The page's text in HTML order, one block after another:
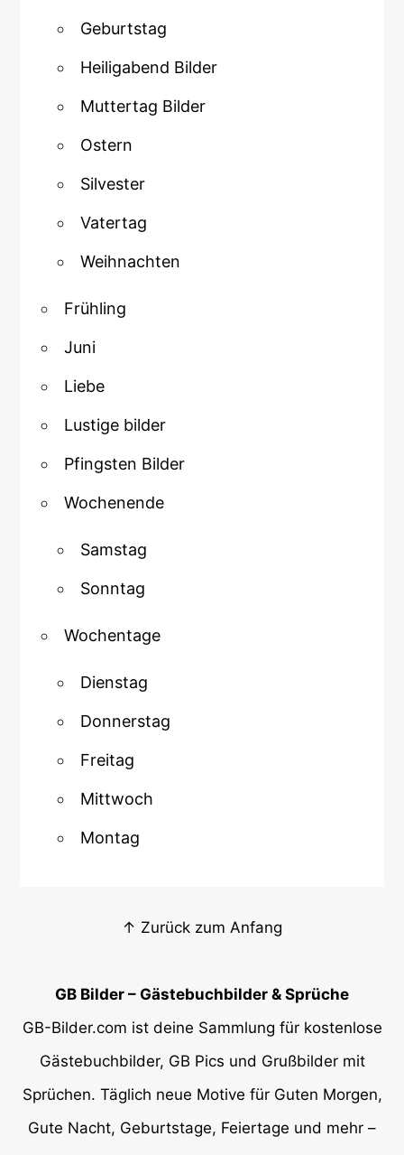
Geburtstag
Heiligabend Bilder
Muttertag Bilder
Ostern
Silvester
Vatertag
Weihnachten
Frühling
Juni
Liebe
Lustige bilder
Pfingsten Bilder
Wochenende
Samstag
Sonntag
Wochentage
Dienstag
Donnerstag
Freitag
Mittwoch
Montag
↑ Zurück zum Anfang
GB Bilder – Gästebuchbilder & Sprüche
GB-Bilder.com ist deine Sammlung für kostenlose
Gästebuchbilder, GB Pics und Grußbilder mit
Sprüchen. Täglich neue Motive für Guten Morgen,
Gute Nacht, Geburtstage, Feiertage und mehr –